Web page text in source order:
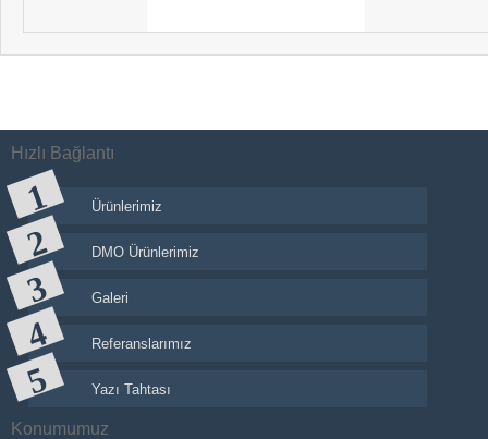
Hızlı Bağlantı
Ürünlerimiz
DMO Ürünlerimiz
Galeri
Referanslarımız
Yazı Tahtası
Konumumuz